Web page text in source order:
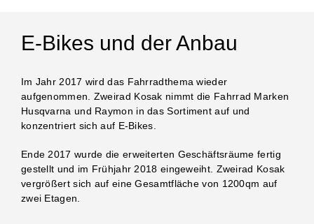
E-Bikes und der Anbau
Im Jahr 2017 wird das Fahrradthema wieder
aufgenommen. Zweirad Kosak nimmt die Fahrrad Marken
Husqvarna und Raymon in das Sortiment auf und
konzentriert sich auf E-Bikes.
Ende 2017 wurde die erweiterten Geschäftsräume fertig
gestellt und im Frühjahr 2018 eingeweiht. Zweirad Kosak
vergrößert sich auf eine Gesamtfläche von 1200qm auf
zwei Etagen.